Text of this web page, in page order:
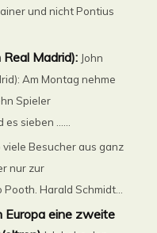
und nicht Pontius
Madrid): John
Am Montag nehme
Spieler
sieben ......
viele Besucher aus ganz
nur zur
Harald Schmidt...
Europa eine zweite